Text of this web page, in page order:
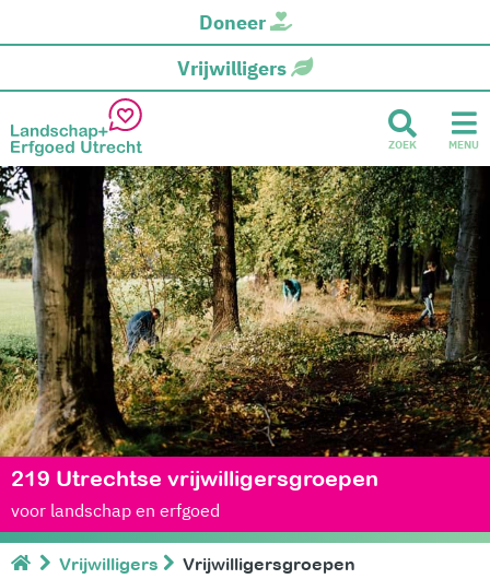
Doneer
Vrijwilligers
ZOEK MENU
219 Utrechtse vrijwilligersgroepen
voor landschap en erfgoed
Vrijwilligers Vrijwilligersgroepen